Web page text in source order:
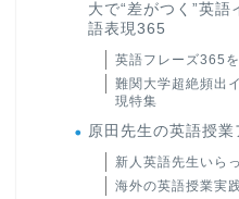
大で“差がつく”英語
語表現365
英語フレーズ365
難関大学超絶頻出
現特集
原田先生の英語授業
新人英語先生いら
海外の英語授業実